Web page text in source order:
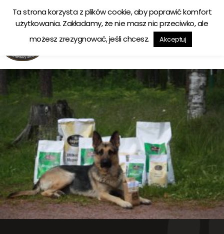
Ekologiczna karma tworzona w zgodzie z naturą
Ta strona korzysta z plików cookie, aby poprawić komfort
użytkowania. Zakładamy, że nie masz nic przeciwko, ale
możesz zrezygnować, jeśli chcesz.
Akceptuj